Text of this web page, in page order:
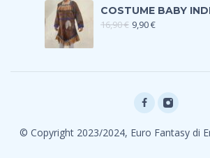
COSTUME BABY
16,90€ 9,90€
© Copyright 2023/2024, Euro Fantasy di